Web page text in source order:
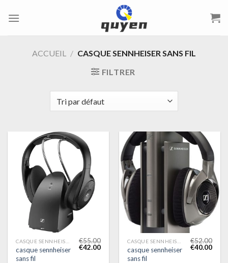
ACCUEIL / CASQUE SENNHEISER SANS FIL
FILTRER
casque sennheiser
sans fil
€55.00
€42.00
casque sennheiser
sans fil
€52.00
€40.00